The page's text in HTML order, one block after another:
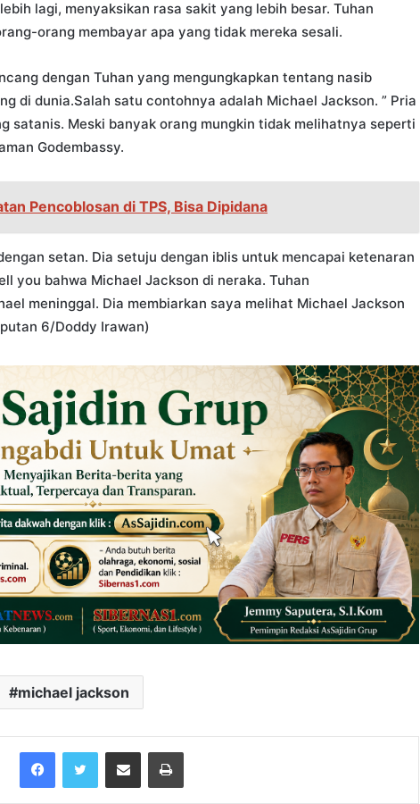
lagi, menyaksikan rasa sakit yang lebih besar. Tuhan
orang membayar apa yang tidak mereka sesali.
dengan Tuhan yang mengungkapkan tentang nasib
di dunia.Salah satu contohnya adalah Michael Jackson. ” Pria
satanis. Meski banyak orang mungkin tidak melihatnya seperti
Godembassy.
Pencoblosan di TPS, Bisa Dipidana
setan. Dia setuju dengan iblis untuk mencapai ketenaran
you bahwa Michael Jackson di neraka. Tuhan
meninggal. Dia membiarkan saya melihat Michael Jackson
6/Doddy Irawan)
michael jackson
FacebookTwitterShare via Email Print